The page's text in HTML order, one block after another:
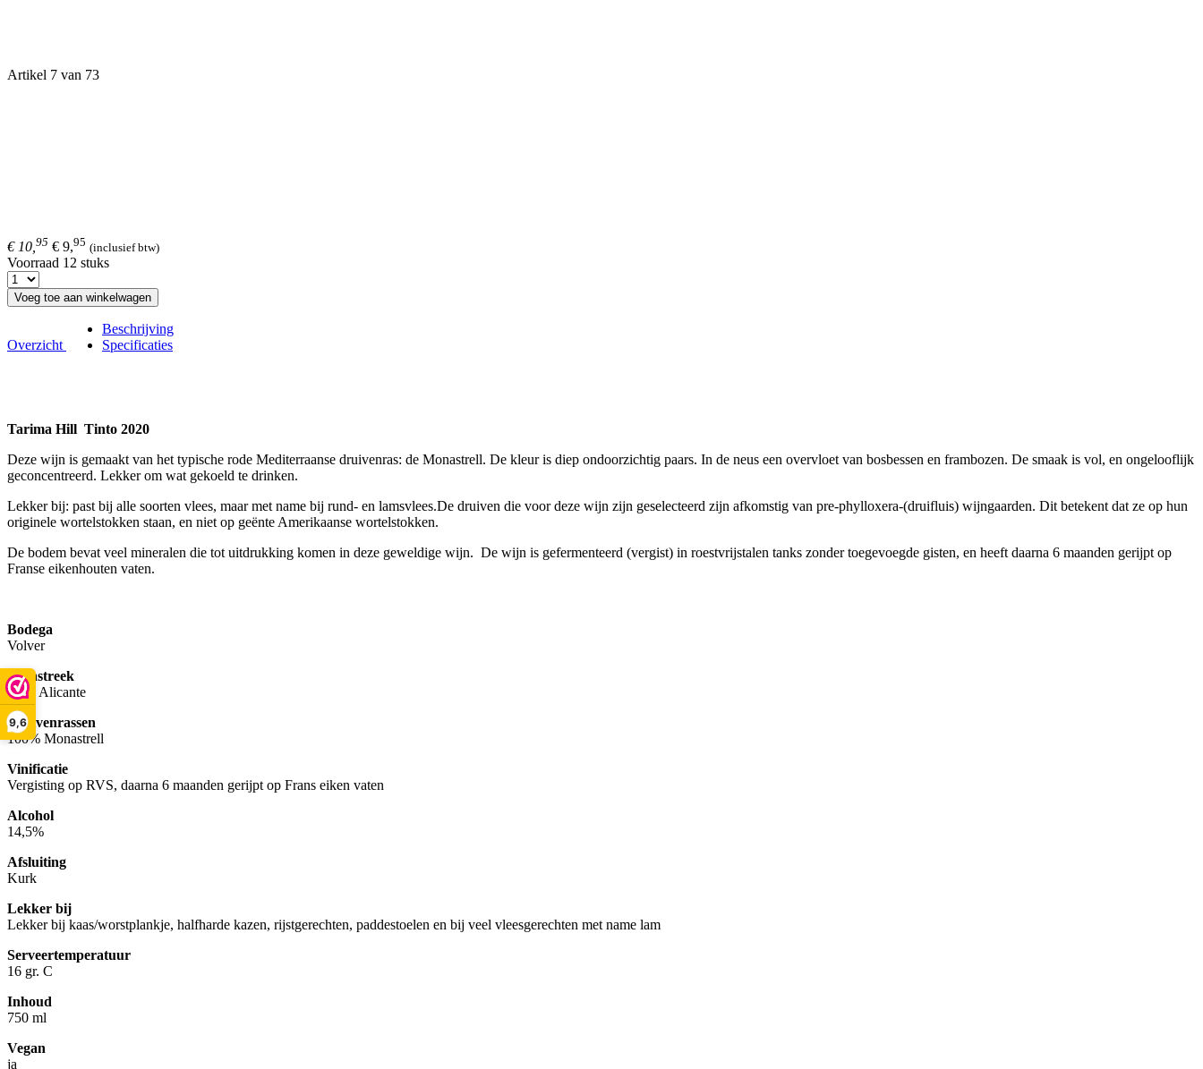
9,6
Artikel 7 van 73
€ 10, 95 € 9,95 (inclusief btw)
Voorraad 12 stuks
Voeg toe aan winkelwagen
Overzicht
Beschrijving
Specificaties
Tarima Hill Tinto 2020
Deze wijn is gemaakt van het typische rode Mediterraanse druivenras: de Monastrell. De kleur is diep ondoorzichtig paars. In de neus een overvloet van bosbessen en frambozen. De smaak is vol, en ongelooflijk
geconcentreerd. Lekker om wat gekoeld te drinken.
Lekker bij: past bij alle soorten vlees, maar met name bij rund- en lamsvlees.De druiven die voor deze wijn zijn geselecteerd zijn afkomstig van pre-phylloxera-(druifluis) wijngaarden. Dit betekent dat ze op hun
originele wortelstokken staan, en niet op geënte Amerikaanse wortelstokken.
De bodem bevat veel mineralen die tot uitdrukking komen in deze geweldige wijn. De wijn is gefermenteerd (vergist) in roestvrijstalen tanks zonder toegevoegde gisten, en heeft daarna 6 maanden gerijpt op
Franse eikenhouten vaten.
Bodega
Volver
Wijnstreek
D.O. Alicante
Druivenrassen
100% Monastrell
Vinificatie
Vergisting op RVS, daarna 6 maanden gerijpt op Frans eiken vaten
Alcohol
14,5%
Afsluiting
Kurk
Lekker bij
Lekker bij kaas/worstplankje, halfharde kazen, rijstgerechten, paddestoelen en bij veel vleesgerechten met name lam
Serveertemperatuur
16 gr. C
Inhoud
750 ml
Vegan
ja